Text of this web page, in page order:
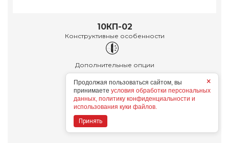
10КП-02
Конструктивные особенности
Дополнительные опции
Подробнее
×
Продолжая пользоваться сайтом, вы
принимаете условия обработки персональных
данных, политику конфиденциальности и
использования куки файлов.
Принять